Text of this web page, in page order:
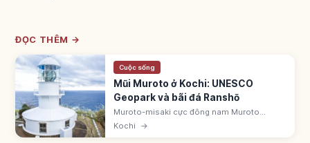
ĐỌC THÊM →
Cuộc sống
Mũi Muroto ở Kochi: UNESCO
Geopark và bãi đá Ranshō
Muroto-misaki cực đông nam Muroto
(Kochi) - UNESCO Geopark. Bãi đá ranshō,
Kochi →